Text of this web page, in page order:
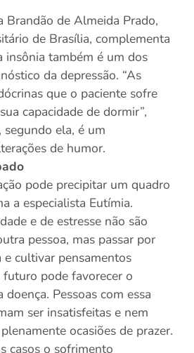
Brandão de Almeida Prado,
de Brasília, complementa
insônia também é um dos
da depressão. “As
que o paciente sofre
capacidade de dormir”,
ela, é um
de humor.
pode precipitar um quadro
a especialista Eutímia.
e de estresse não são
pessoa, mas passar por
e cultivar pensamentos
futuro pode favorecer o
Pessoas com essa
ser insatisfeitas e nem
ocasiões de prazer.
casos o sofrimento